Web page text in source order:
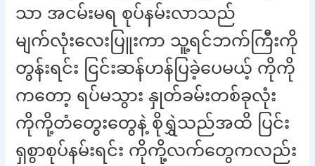
သာ အငမ်းမရ စုပ်နမ်းလာသည်
မျက်လုံးလေးပြူးကာ သူ့ရင်ဘက်ကြီးကို
တွန်းရင်း ငြင်းဆန်ဟန်ပြခဲ့ပေမယ့် ကိုကို
ကတော့ ရပ်မသွား နှုတ်ခမ်းတစ်ခုလုံး
ကိုကို့တံတွေးတွေနဲ့ စိုရွှဲသည်အထိ ပြင်း
ရှစွာစုပ်နမ်းရင်း ကိုကို့လက်တွေကလည်း